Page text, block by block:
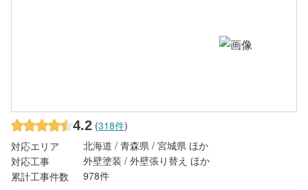
4.2 (318件)
対応エリア
北海道 / 青森県 / 宮城県 ほか
対応工事
外壁塗装 / 外壁張り替え ほか
累計工事件数
978件